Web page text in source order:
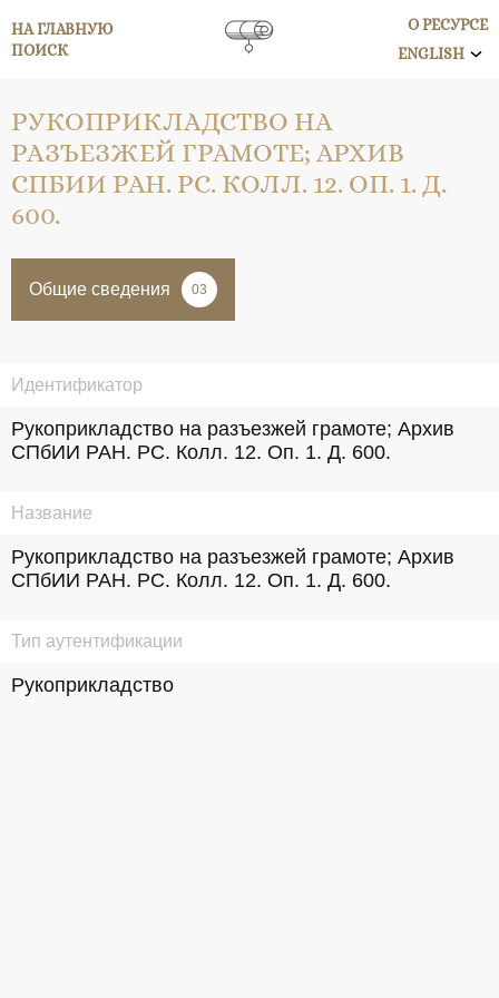
НА ГЛАВНУЮ
ПОИСК
О РЕСУРСЕ
ENGLISH
РУКОПРИКЛАДСТВО НА
РАЗЪЕЗЖЕЙ ГРАМОТЕ; АРХИВ
СПБИИ РАН. РС. КОЛЛ. 12. ОП. 1. Д.
600.
Общие сведения 03
Идентификатор
Рукоприкладство на разъезжей грамоте; Архив
СПбИИ РАН. РС. Колл. 12. Оп. 1. Д. 600.
Название
Рукоприкладство на разъезжей грамоте; Архив
СПбИИ РАН. РС. Колл. 12. Оп. 1. Д. 600.
Тип аутентификации
Рукоприкладство